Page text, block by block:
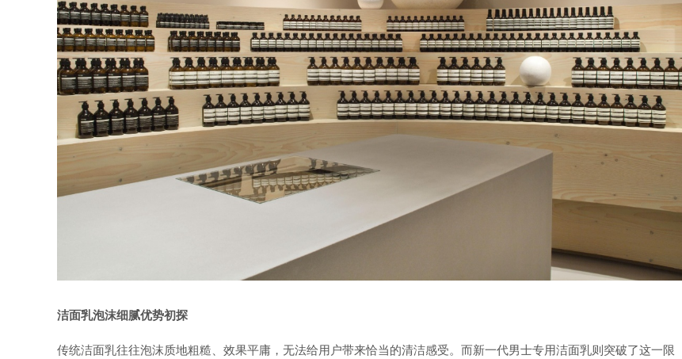
洁面乳泡沫细腻优势初探
传统洁面乳往往泡沫质地粗糙、效果平庸，无法给用户带来恰当的清洁感受。而新一代男士专用洁面乳则突破了这一限